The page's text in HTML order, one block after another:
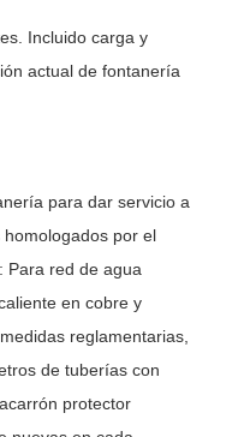
Incluido carga y
actual de fontanería
para dar servicio a
por el
Para red de agua
en cobre y
reglamentarias,
de tuberías con
protector